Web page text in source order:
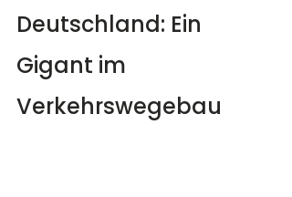
Deutschland: Ein
Gigant im
Verkehrswegebau